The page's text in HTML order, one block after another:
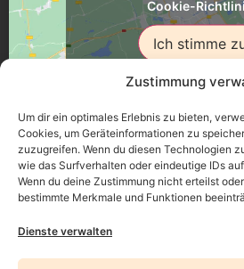
Zustimmung
Um dir ein optimales Erlebnis zu bieten,
Cookies, um Geräteinformationen zu
zuzugreifen. Wenn du diesen Technologien
wie das Surfverhalten oder eindeutige IDs
Wenn du deine Zustimmung nicht erteilst
bestimmte Merkmale und Funktionen
Dienste verwalten
Cookie-
Ich stimme
Üsenberger Strasse 11,